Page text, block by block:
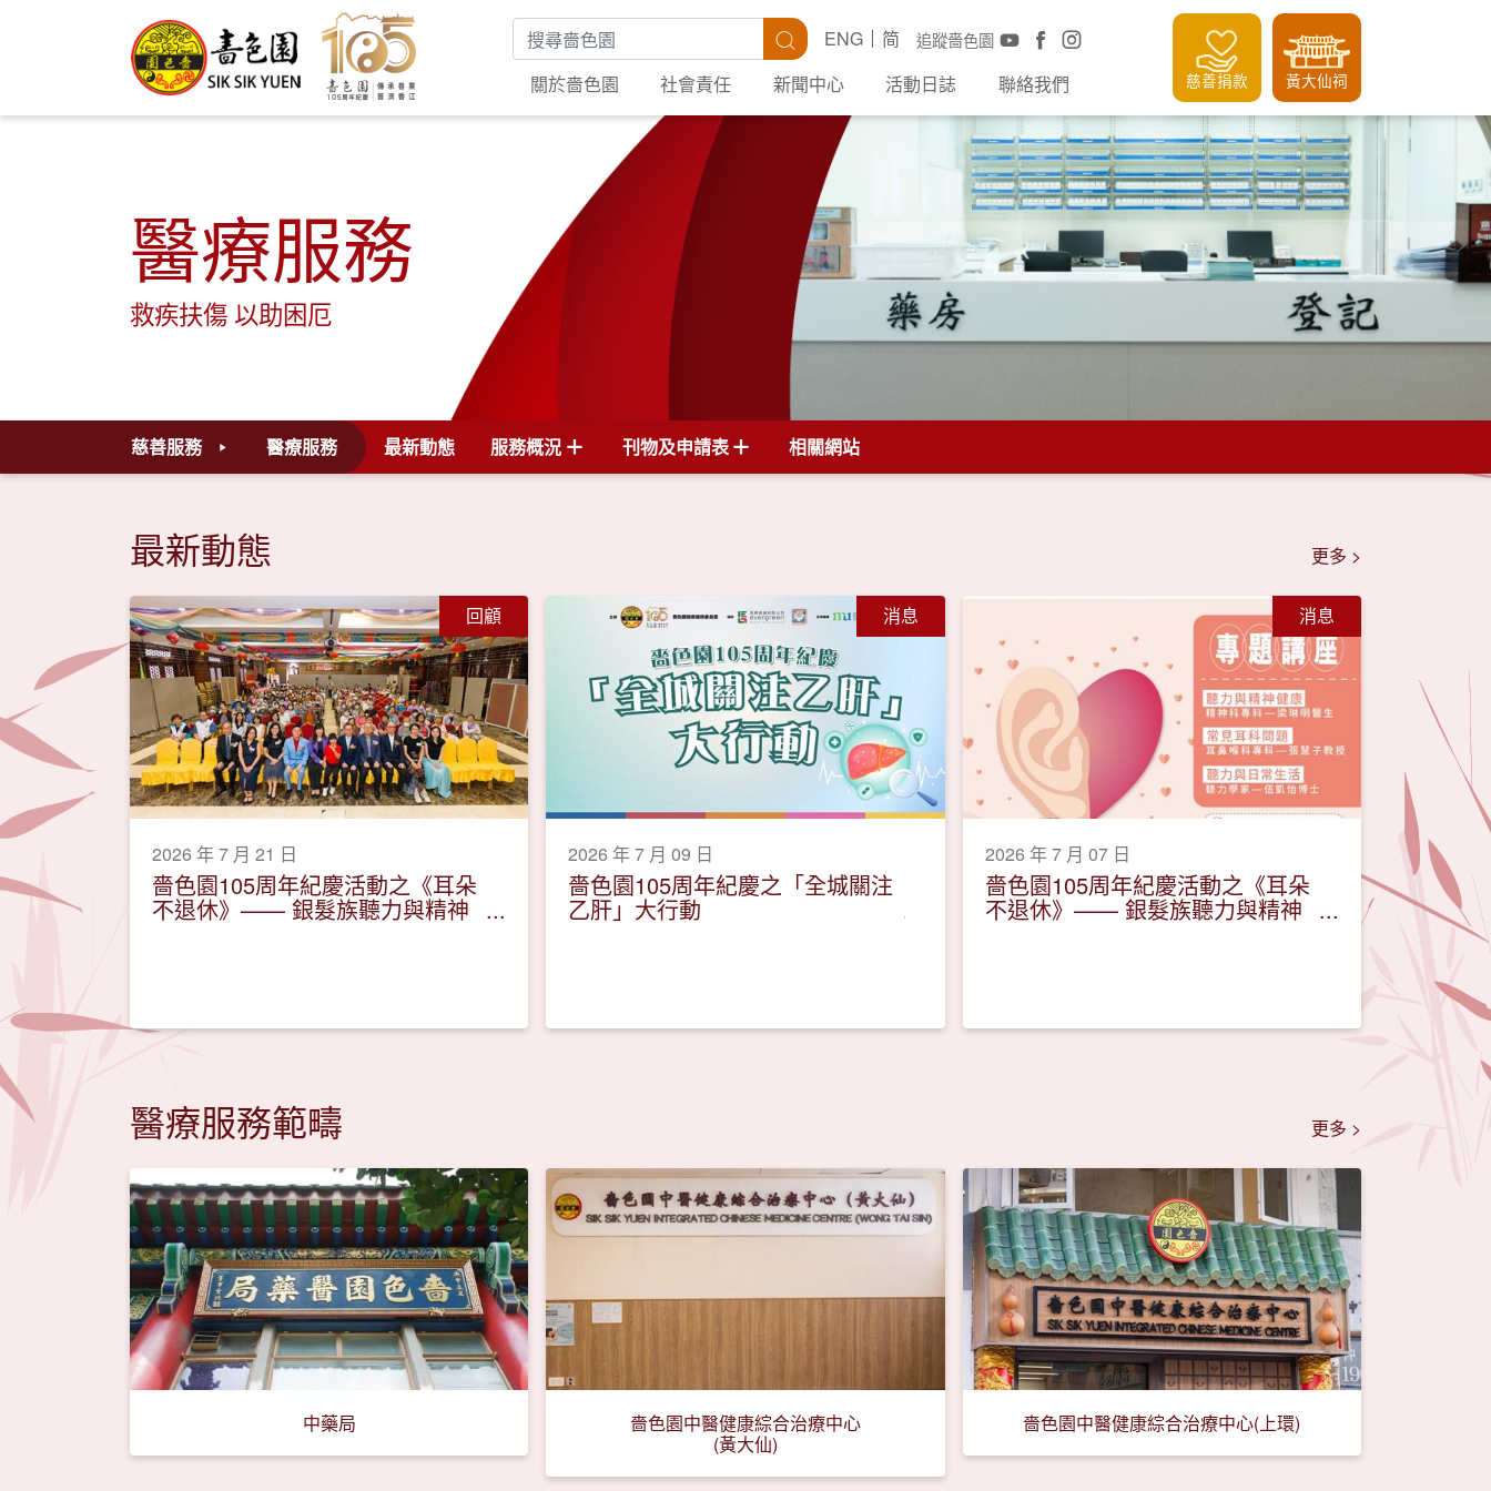
搜尋關鍵字 搜尋 追蹤嗇色園
ENG
简
關於嗇色園
社會責任 新聞中心 活動日誌 聯絡我們 慈善捐款 黃大仙祠
醫療服務
救疾扶傷 以助困厄
慈善服務 醫療服務 最新動態 服務概況 刊物及申請表 相關網站
最新動態 更多 >
回顧
2026 年 7 月 21 日
嗇色園105周年紀慶活動之《耳朵
不退休》—— 銀髮族聽力與精神
消息
2026 年 7 月 09 日
嗇色園105周年紀慶之「全城關注
乙肝」大行動
消息
2026 年 7 月 07 日
嗇色園105周年紀慶活動之《耳朵
不退休》—— 銀髮族聽力與精神
醫療服務範疇 更多 >
中藥局
嗇色園中醫健康綜合治療中心
(黃大仙)
嗇色園中醫健康綜合治療中心(上環)